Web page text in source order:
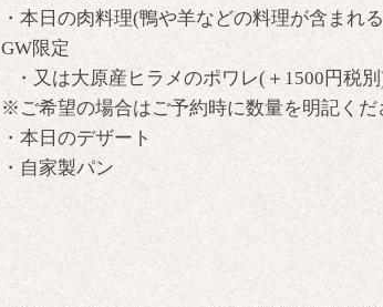
・本日の肉料理(鴨や羊などの料理が含まれ
GW限定
・又は大原産ヒラメのポワレ(＋1500円税
※ご希望の場合はご予約時に数量を明記くだ
・本日のデザート
・自家製パン